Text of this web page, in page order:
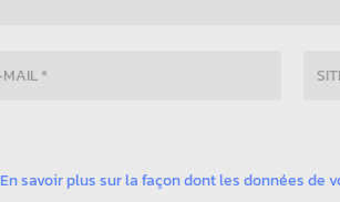
En savoir plus sur la façon dont les données de